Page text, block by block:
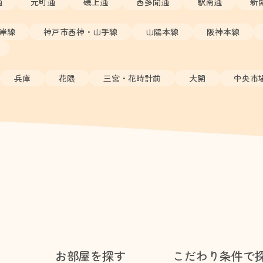
線 神戸市西神・山手線 山陽本線 阪神本線
兵庫 花隈 三宮・花時計前 大開 中央市
お部屋を探す こだわり条件で